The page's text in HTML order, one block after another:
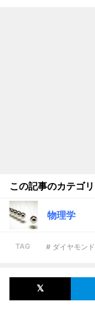
この記事のカテゴリ
物理学
TAG # ダイヤモンド